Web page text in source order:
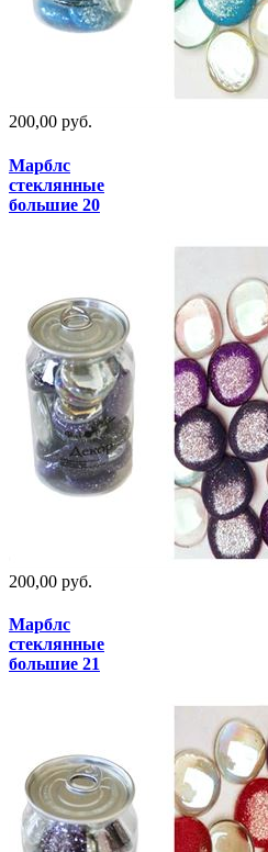
200,00 руб.
Марблс
стеклянные
большие 20
200,00 руб.
Марблс
стеклянные
большие 21